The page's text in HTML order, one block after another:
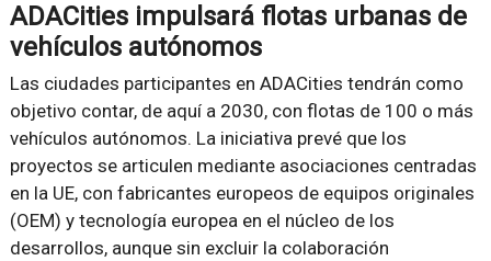
ADACities impulsará flotas urbanas de
vehículos autónomos
Las ciudades participantes en ADACities tendrán como
objetivo contar, de aquí a 2030, con flotas de 100 o más
vehículos autónomos. La iniciativa prevé que los
proyectos se articulen mediante asociaciones centradas
en la UE, con fabricantes europeos de equipos originales
(OEM) y tecnología europea en el núcleo de los
desarrollos, aunque sin excluir la colaboración